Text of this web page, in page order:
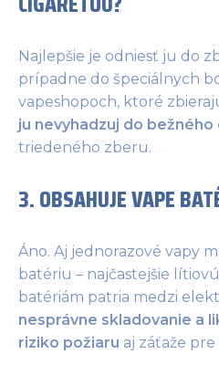
Najlepšie je odniesť ju do
prípadne do špeciálnych
vapeshopoch, ktoré
ju nevyhadzuj do bežného
triedeného zberu.
3. OBSAHUJE VAPE
Áno. Aj jednorazové vapy
batériu – najčastejšie
batériám patria medzi
nesprávne skladovanie a
riziko požiaru aj záťaže